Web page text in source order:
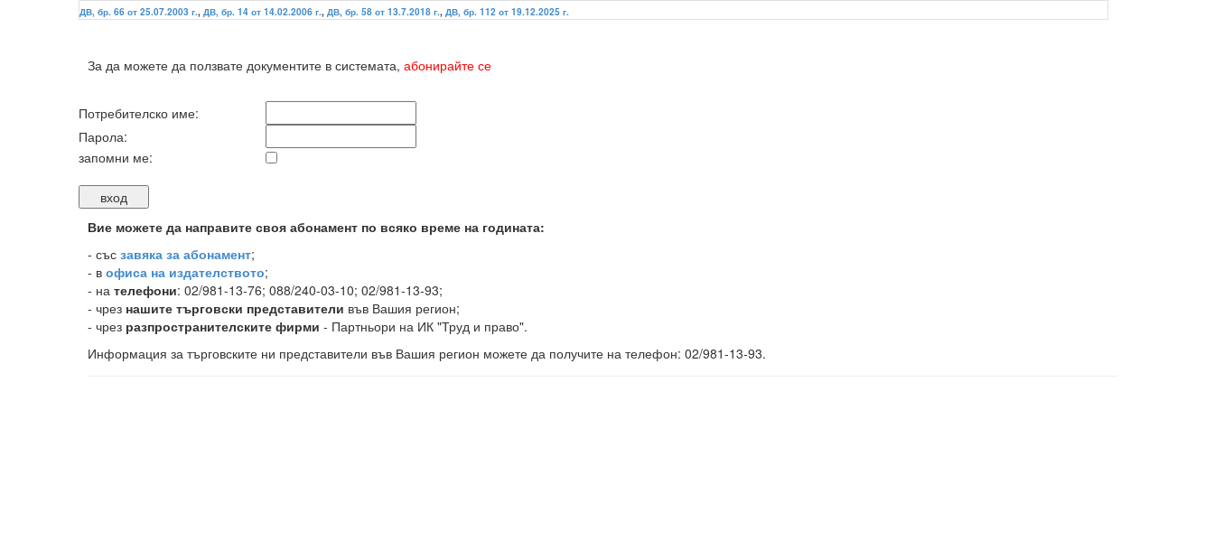
ДВ, бр. 66 от 25.07.2003 г., ДВ, бр. 14 от 14.02.2006 г., ДВ, бр. 58 от 13.7.2018 г., ДВ, бр. 112 от 19.12.2025 г.
За да можете да ползвате документите в системата, абонирайте се
Потребителско име:
Парола:
запомни ме:
Вие можете да направите своя абонамент по всяко време на годината:
- със завяка за абонамент;
- в офиса на издателството;
- на телефони: 02/981-13-76; 088/240-03-10; 02/981-13-93;
- чрез нашите търговски представители във Вашия регион;
- чрез разпространителските фирми - Партньори на ИК "Труд и право".
Информация за търговските ни представители във Вашия регион можете да получите на телефон: 02/981-13-93.